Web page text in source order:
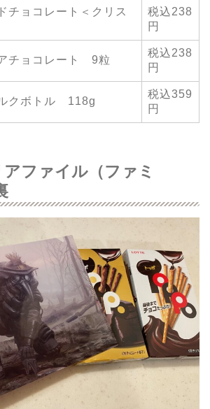
チョコレート＜クリス
税込238
円
チョコレート 9粒
税込238
円
クボトル 118g
税込359
円
アファイル（ファミ